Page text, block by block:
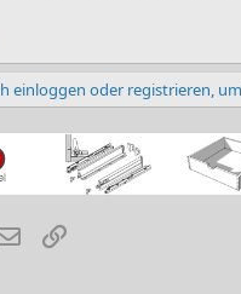
einloggen oder registrieren,
E-Mail